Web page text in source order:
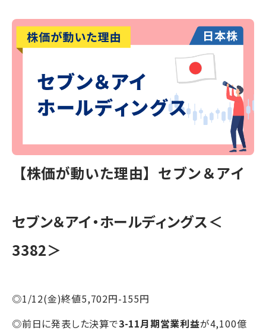
【株価が動いた理由】セブン＆アイ
セブン＆アイ・ホールディングス＜
3382＞
◎1/12(金)終値5,702円-155円
◎前日に発表した決算で3-11月期営業利益が4,100億